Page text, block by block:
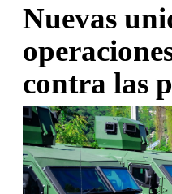
Nuevas
contra las